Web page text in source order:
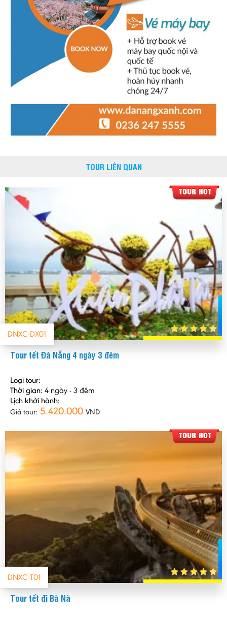
TOUR LIÊN QUAN
DNXC-DX01
Tour tết Đà Nẵng 4 ngày 3 đêm
Loại tour:
Thời gian: 4 ngày - 3 đêm
Lịch khởi hành:
Giá tour: 5.420.000 VND
DNXC-T01
Tour tết đi Bà Nà